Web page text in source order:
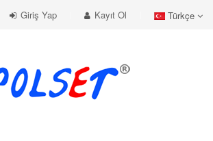
Giriş Yap Kayıt Ol Türkçe